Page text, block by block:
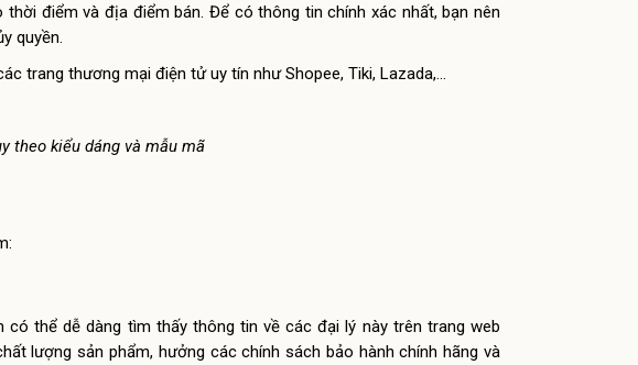
điểm và địa điểm bán. Để có thông tin chính xác nhất, bạn nên
quyền.
trang thương mại điện tử uy tín như Shopee, Tiki, Lazada,…
theo kiểu dáng và mẫu mã
thể dễ dàng tìm thấy thông tin về các đại lý này trên trang web
lượng sản phẩm, hưởng các chính sách bảo hành chính hãng và